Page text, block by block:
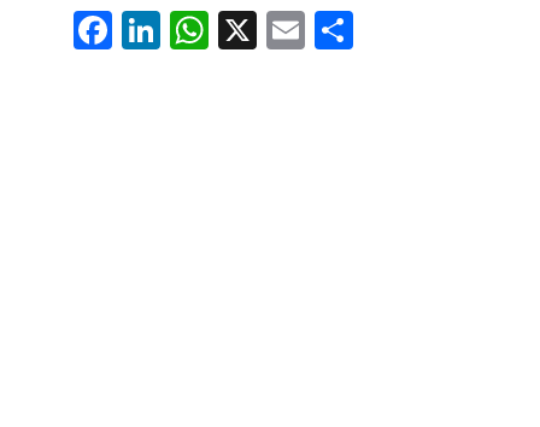
Fa
ce
Li
nk
W
ha
X E
m
Pa